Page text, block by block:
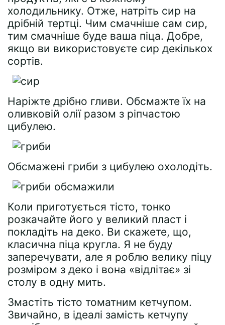
холодильнику. Отже, натріть сир на
дрібній тертці. Чим смачніше сам сир,
тим смачніше буде ваша піца. Добре,
якщо ви використовуєте сир декількох
сортів.
Наріжте дрібно гливи. Обсмажте їх на
оливковій олії разом з ріпчастою
цибулею.
Обсмажені гриби з цибулею охолодіть.
Коли приготується тісто, тонко
розкачайте його у великий пласт і
покладіть на деко. Ви скажете, що,
класична піца кругла. Я не буду
заперечувати, але я роблю велику піцу
розміром з деко і вона «відлітає» зі
столу в одну мить.
Змастіть тісто томатним кетчупом.
Звичайно, в ідеалі замість кетчупу